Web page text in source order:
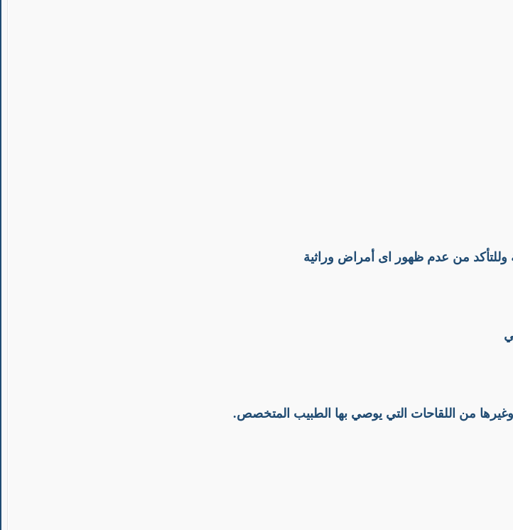
وللتأكد من عدم ظهور اى أمراض وراثية
وغيرها من اللقاحات التي يوصي بها الطبيب المتخصص.